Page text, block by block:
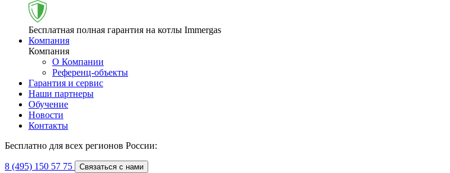
Бесплатная полная гарантия на котлы Immergas
Компания
Компания
О Компании
Референц-объекты
Гарантия и сервис
Наши партнеры
Обучение
Новости
Контакты
Бесплатно для всех регионов России:
8 (495) 150 57 75 Связаться с нами